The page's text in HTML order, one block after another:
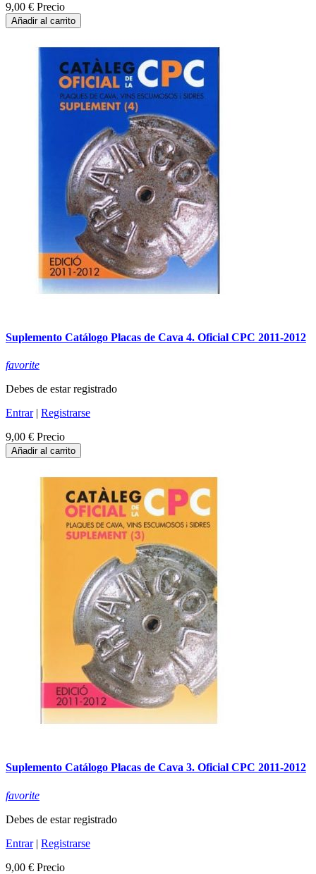
9,00 € Precio
Añadir al carrito
Suplemento Catálogo Placas de Cava 4. Oficial CPC 2011-2012
favorite
Debes de estar registrado
Entrar| Registrarse
9,00 € Precio
Añadir al carrito
Suplemento Catálogo Placas de Cava 3. Oficial CPC 2011-2012
favorite
Debes de estar registrado
Entrar| Registrarse
9,00 € Precio